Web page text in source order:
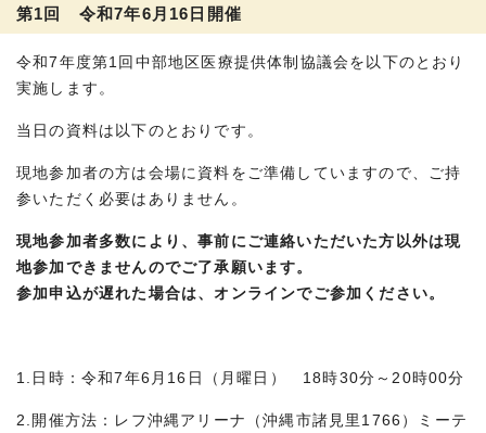
第1回 令和7年6月16日開催
令和7年度第1回中部地区医療提供体制協議会を以下のとおり
実施します。
当日の資料は以下のとおりです。
現地参加者の方は会場に資料をご準備していますので、ご持
参いただく必要はありません。
現地参加者多数により、事前にご連絡いただいた方以外は現
地参加できませんのでご了承願います。
参加申込が遅れた場合は、オンラインでご参加ください。
1.日時：令和7年6月16日（月曜日） 18時30分～20時00分
2.開催方法：レフ沖縄アリーナ（沖縄市諸見里1766）ミーテ